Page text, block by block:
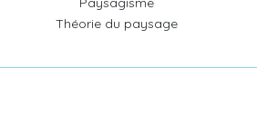
Théorie du paysage